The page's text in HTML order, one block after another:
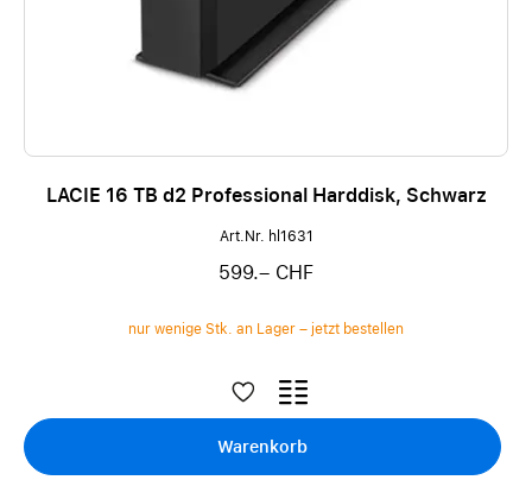
LACIE 16 TB d2 Professional Harddisk, Schwarz
Art.Nr. hl1631
599.– CHF
nur wenige Stk. an Lager – jetzt bestellen
Warenkorb